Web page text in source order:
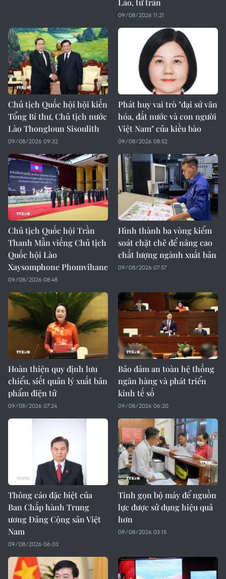
Lào, từ trần
09/08/2026 11:21
Chủ tịch Quốc hội hội kiến
Tổng Bí thư, Chủ tịch nước
Lào Thongloun Sisoulith
09/08/2026 09:32
Phát huy vai trò "đại sứ văn
hóa, đất nước và con người
Việt Nam" của kiều bào
09/08/2026 08:52
Chủ tịch Quốc hội Trần
Thanh Mẫn viếng Chủ tịch
Quốc hội Lào
Xaysomphone Phomvihane
09/08/2026 08:48
Hình thành ba vòng kiểm
soát chặt chẽ để nâng cao
chất lượng ngành xuất bản
09/08/2026 07:57
Hoàn thiện quy định lưu
chiểu, siết quản lý xuất bản
phẩm điện tử
09/08/2026 07:24
Bảo đảm an toàn hệ thống
ngân hàng và phát triển
kinh tế số
09/08/2026 06:20
Thông cáo đặc biệt của
Ban Chấp hành Trung
ương Đảng Cộng sản Việt
Nam
09/08/2026 06:03
Tinh gọn bộ máy để nguồn
lực được sử dụng hiệu quả
hơn
09/08/2026 03:15